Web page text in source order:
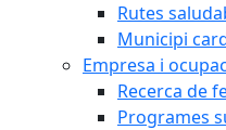
Rutes
Municipi
Empresa i
Recerca de
Programes